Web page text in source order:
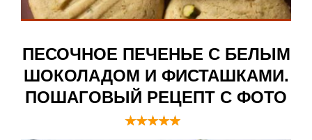
ПЕСОЧНОЕ ПЕЧЕНЬЕ С БЕЛЫМ
ШОКОЛАДОМ И ФИСТАШКАМИ.
ПОШАГОВЫЙ РЕЦЕПТ С ФОТО